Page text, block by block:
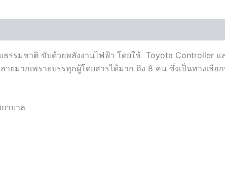
รมชาติ ขับด้วยพลังงานไฟฟ้า โดยใช้ Toyota Controller แ
ากเพราะบรรทุกผู้โดยสารได้มาก ถึง 8 คน ซึ่งเป็นทางเลือ
าบาล